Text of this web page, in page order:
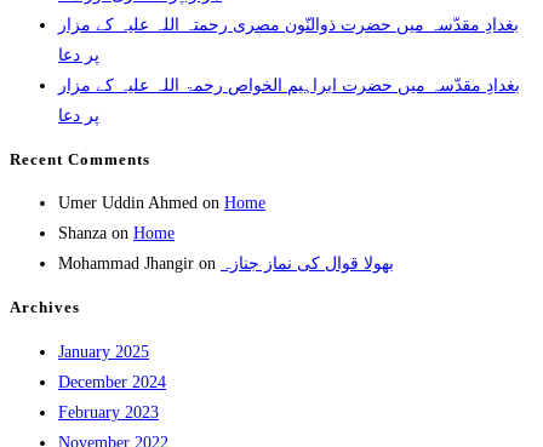
بغدادِ مقدّسہ میں حضرت ذوالنّون مصری رحمتہ اللہ علیہ کے مزار
پر دعا
بغدادِ مقدّسہ میں حضرت ابراہیم الخواص رحمۃ اللہ علیہ کے مزار
پر دعا
Recent Comments
Umer Uddin Ahmed on Home
Shanza on Home
Mohammad Jhangir on بھولا قوال کی نماز جنازہ
Archives
January 2025
December 2024
February 2023
November 2022